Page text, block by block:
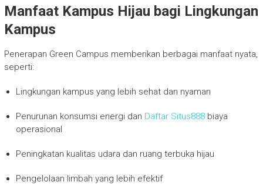
Manfaat Kampus Hijau bagi Lingkungan
Kampus
Penerapan Green Campus memberikan berbagai manfaat nyata,
seperti:
Lingkungan kampus yang lebih sehat dan nyaman
Penurunan konsumsi energi dan Daftar Situs888biaya
operasional
Peningkatan kualitas udara dan ruang terbuka hijau
Pengelolaan limbah yang lebih efektif